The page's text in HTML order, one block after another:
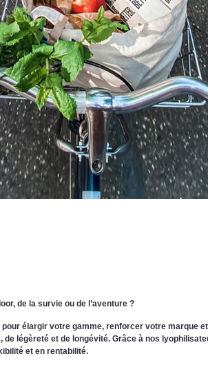
de la survie ou de l’aventure ?
élargir votre gamme, renforcer votre marque
légèreté et de longévité. Grâce à nos
et en rentabilité.